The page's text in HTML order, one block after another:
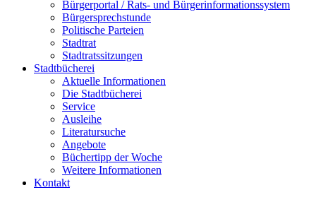
Bürgerportal / Rats- und Bürgerinformationssystem
Bürgersprechstunde
Politische Parteien
Stadtrat
Stadtratssitzungen
Stadtbücherei
Aktuelle Informationen
Die Stadtbücherei
Service
Ausleihe
Literatursuche
Angebote
Büchertipp der Woche
Weitere Informationen
Kontakt